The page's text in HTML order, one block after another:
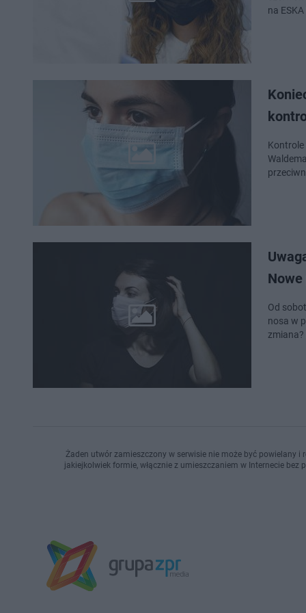
na ESKA
Kontrole
Od
nosa w
zmiana?
Żaden utwór zamieszczony w serwisie nie może być powielany
jakiejkolwiek formie, włącznie z umieszczaniem w Internecie